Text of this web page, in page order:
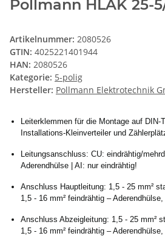
Pollmann HLAK 25-
Artikelnummer: 2080526
GTIN: 4025221401944
HAN: 2080526
Kategorie: 5-polig
Hersteller: Pollmann Elektrotechnik
Leiterklemmen für die Montage auf
Installations-Kleinverteiler und
Leitungsanschluss: CU: eindrähtig/
Aderendhülse | AI: nur eindrähtig!
Anschluss Hauptleitung: 1,5 - 25 mm²
1,5 - 16 mm² feindrähtig –
Anschluss Abzeigleitung: 1,5 - 25 mm²
1,5 - 16 mm² feindrähtig –